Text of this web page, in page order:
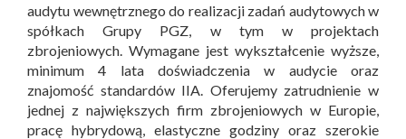
audytu wewnętrznego do realizacji zadań audytowych w
spółkach Grupy PGZ, w tym w projektach
zbrojeniowych. Wymagane jest wykształcenie wyższe,
minimum 4 lata doświadczenia w audycie oraz
znajomość standardów IIA. Oferujemy zatrudnienie w
jednej z największych firm zbrojeniowych w Europie,
pracę hybrydową, elastyczne godziny oraz szerokie